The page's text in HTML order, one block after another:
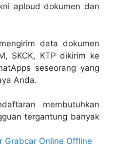
aploud dokumen dan
data dokumen
SKCK, KTP dikirim ke
seseorang yang
Anda.
membutuhkan
tergantung banyak
Grabcar Online Offline